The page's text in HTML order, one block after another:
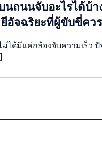
นถนนจับอะไรได้บ้า
อัจฉริยะที่ผู้ขับขี่คว
ได้มีแค่กล้องจับความเร็ว ปั